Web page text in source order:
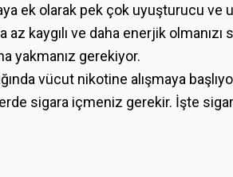
ek olarak pek çok uyuşturucu ve
kaygılı ve daha enerjik
yakmanız gerekiyor.
vücut nikotine alışmaya
sigara içmeniz gerekir. İşte sigara